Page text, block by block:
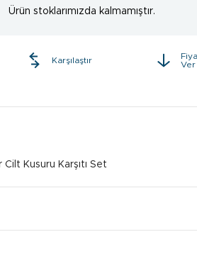
Ürün stoklarımızda kalmamıştır.
Karşılaştır
Ver
Kusuru Karşıtı Set